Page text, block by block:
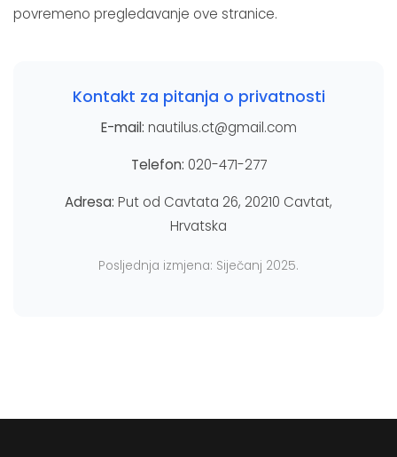
povremeno pregledavanje ove stranice.
Kontakt za pitanja o privatnosti
E-mail: nautilus.ct@gmail.com
Telefon: 020-471-277
Adresa: Put od Cavtata 26, 20210 Cavtat,
Hrvatska
Posljednja izmjena: Siječanj 2025.